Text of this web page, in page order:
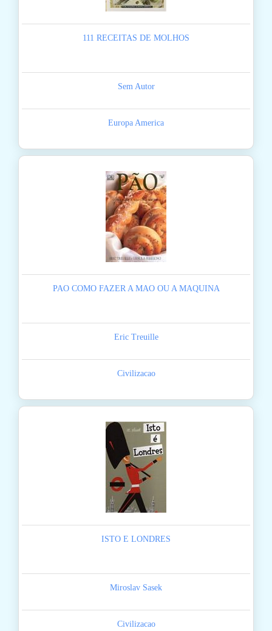
111 RECEITAS DE MOLHOS
Sem Autor
Europa America
PAO COMO FAZER A MAO OU A MAQUINA
Eric Treuille
Civilizacao
ISTO E LONDRES
Miroslav Sasek
Civilizacao